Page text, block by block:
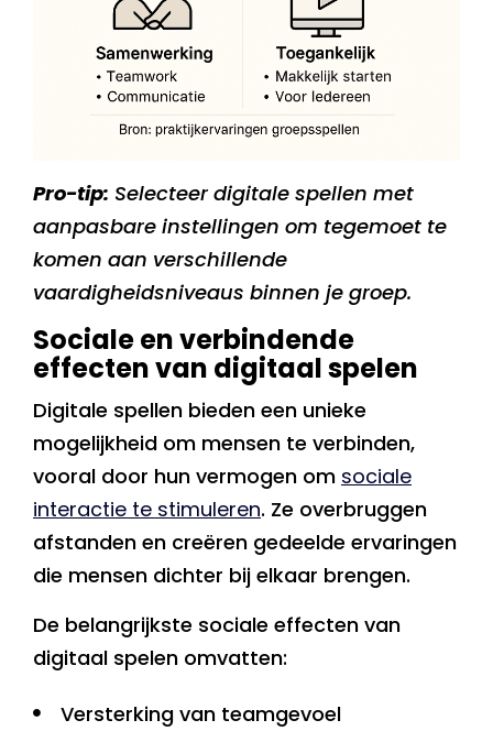
Pro-tip: Selecteer digitale spellen met
aanpasbare instellingen om tegemoet te
komen aan verschillende
vaardigheidsniveaus binnen je groep.
Sociale en verbindende
effecten van digitaal spelen
Digitale spellen bieden een unieke
mogelijkheid om mensen te verbinden,
vooral door hun vermogen om sociale
interactie te stimuleren. Ze overbruggen
afstanden en creëren gedeelde ervaringen
die mensen dichter bij elkaar brengen.
De belangrijkste sociale effecten van
digitaal spelen omvatten:
Versterking van teamgevoel